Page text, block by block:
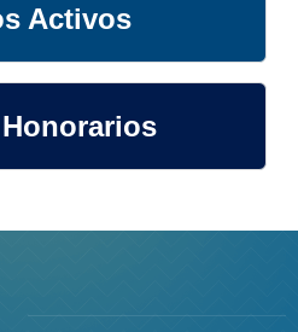
Activos